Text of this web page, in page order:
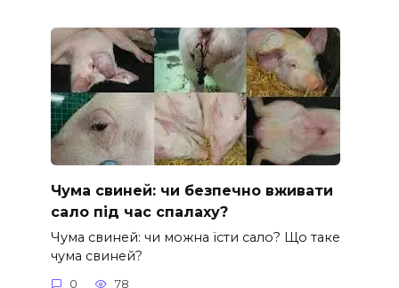
Чума свиней: чи безпечно вживати
сало під час спалаху?
Чума свиней: чи можна їсти сало? Що таке
чума свиней?
0 78